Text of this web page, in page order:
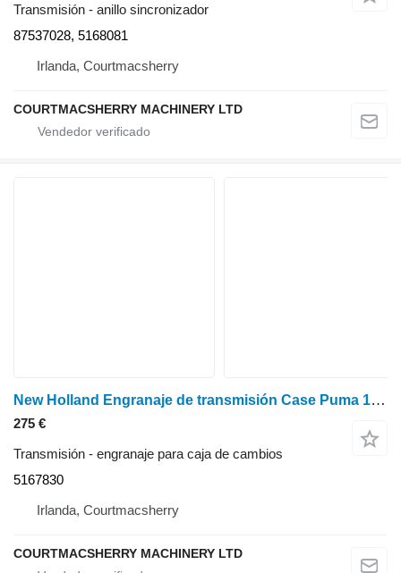
Transmisión - anillo sincronizador
87537028, 5168081
Irlanda, Courtmacsherry
COURTMACSHERRY MACHINERY LTD
New Holland Engranaje de transmisión Case Puma 130 Tm120, Tm130, T45 5167830 engranaje para caja de cambios para New Holland Tm120, Tm130, Case Puma 130 tractor de ruedas
275 €
Transmisión - engranaje para caja de cambios
5167830
Irlanda, Courtmacsherry
COURTMACSHERRY MACHINERY LTD